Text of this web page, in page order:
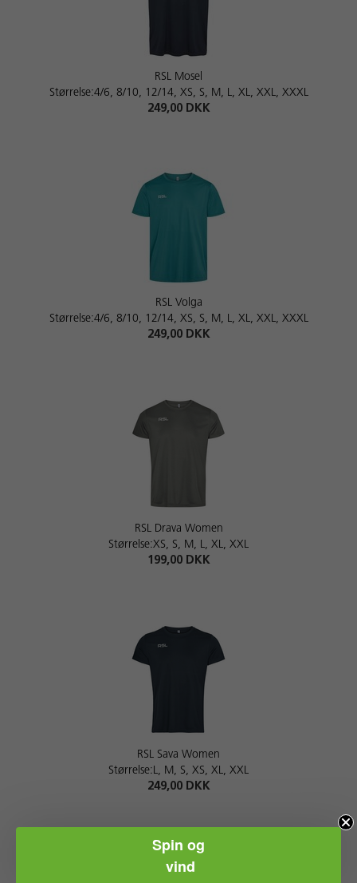
RSL Mosel
Størrelse:4/6, 8/10, 12/14, XS, S, M, L, XL, XXL, XXXL
249,00 DKK
RSL Volga
Størrelse:4/6, 8/10, 12/14, XS, S, M, L, XL, XXL, XXXL
249,00 DKK
RSL Drava Women
Størrelse:XS, S, M, L, XL, XXL
199,00 DKK
RSL Sava Women
Størrelse:L, M, S, XS, XL, XXL
249,00 DKK
Spin og
vind